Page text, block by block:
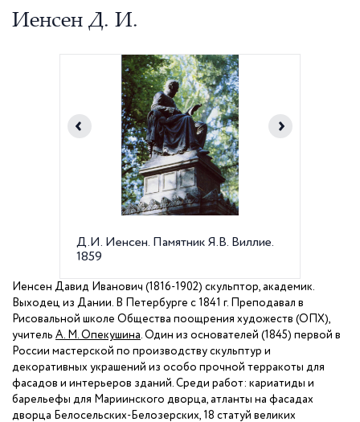
Иенсен Д. И.
Д.И. Иенсен. Памятник Я.В. Виллие.
1859
Иенсен Давид Иванович (1816-1902) скульптор, академик.
Выходец из Дании. В Петербурге с 1841 г. Преподавал в
Рисовальной школе Общества поощрения художеств (ОПХ),
учитель А. М. Опекушина. Один из основателей (1845) первой в
России мастерской по производству скульптур и
декоративных украшений из особо прочной терракоты для
фасадов и интерьеров зданий. Среди работ: кариатиды и
барельефы для Мариинского дворца, атланты на фасадах
дворца Белосельских-Белозерских, 18 статуй великих